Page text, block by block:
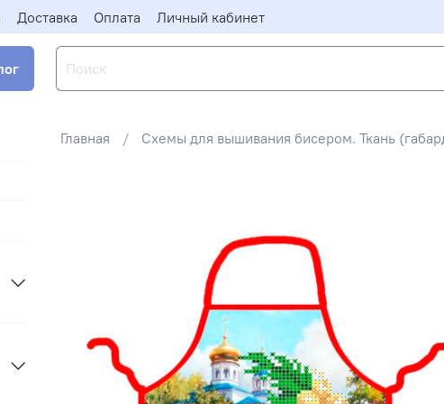
Доставка Оплата Личный кабинет
Главная Схемы для вышивания бисером. Ткань